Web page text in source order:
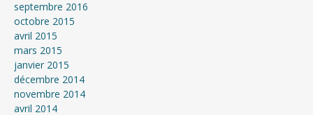
septembre 2016
octobre 2015
avril 2015
mars 2015
janvier 2015
décembre 2014
novembre 2014
avril 2014